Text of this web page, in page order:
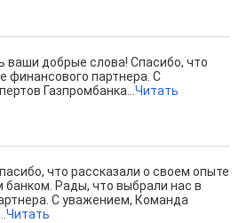
ваши добрые слова! Спасибо, что
финансового партнера. С
Газпромбанка...Читать
что рассказали о своем опыте
Рады, что выбрали нас в
С уважением, Команда
Читать